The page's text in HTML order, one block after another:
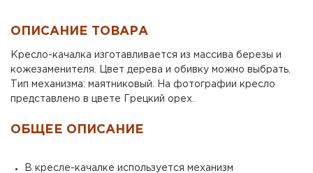
ОПИСАНИЕ ТОВАРА
Кресло-качалка изготавливается из массива березы и
кожезаменителя. Цвет дерева и обивку можно выбрать.
Тип механизма: маятниковый. На фотографии кресло
представлено в цвете Грецкий орех.
ОБЩЕЕ ОПИСАНИЕ
В кресле-качалке используется механизм